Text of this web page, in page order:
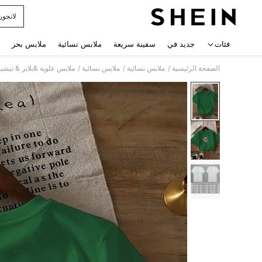
فئات جديد في سفينة سريعة ملابس نسائية ملابس بحر
الصفحة الرئيسية / ملابس نسائية / ملابس نسائية / ملابس علوية &بلايز &